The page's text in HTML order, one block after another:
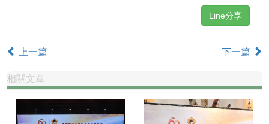
Line分享
上一篇 下一篇
相關文章